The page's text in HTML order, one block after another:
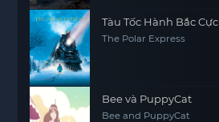
Tàu Tốc Hành Bắc Cực
The Polar Express
Bee và PuppyCat
Bee and PuppyCat